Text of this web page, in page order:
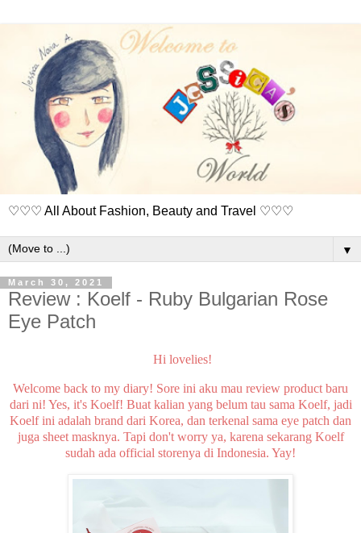
♡♡♡ All About Fashion, Beauty and Travel ♡♡♡
▼
March 30, 2021
Review : Koelf - Ruby Bulgarian Rose
Eye Patch
Hi lovelies!
Welcome back to my diary! Sore ini aku mau review product baru
dari ni! Yes, it's Koelf! Buat kalian yang belum tau sama Koelf, jadi
Koelf ini adalah brand dari Korea, dan terkenal sama eye patch dan
juga sheet masknya. Tapi don't worry ya, karena sekarang Koelf
sudah ada official storenya di Indonesia. Yay!